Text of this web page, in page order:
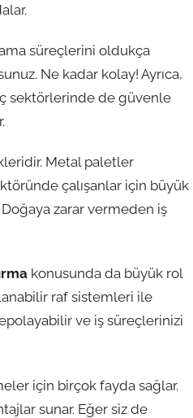
süreçlerini oldukça
Ne kadar kolay! Ayrıca,
sektörlerinde de güvenle
Metal paletler
çalışanlar için büyük
zarar vermeden iş
konusunda da büyük rol
raf sistemleri ile
ve iş süreçlerinizi
için birçok fayda sağlar.
sunar. Eğer siz de